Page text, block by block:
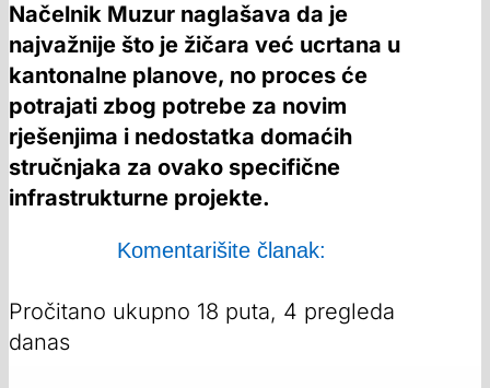
Načelnik Muzur naglašava da je
najvažnije što je žičara već ucrtana u
kantonalne planove, no proces će
potrajati zbog potrebe za novim
rješenjima i nedostatka domaćih
stručnjaka za ovako specifične
infrastrukturne projekte.
Komentarišite članak:
Pročitano ukupno 18 puta, 4 pregleda
danas